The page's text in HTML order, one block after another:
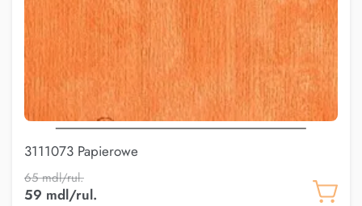
3111073 Papierowe
65 mdl/rul.
59 mdl/rul.